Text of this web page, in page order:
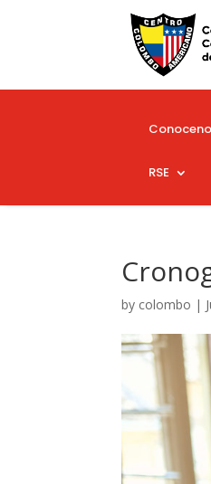
RSE
by colombo |